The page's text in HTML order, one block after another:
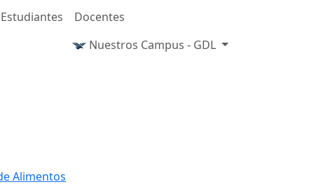
Estudiantes
Docentes
Nuestros Campus - GDL
Alimentos